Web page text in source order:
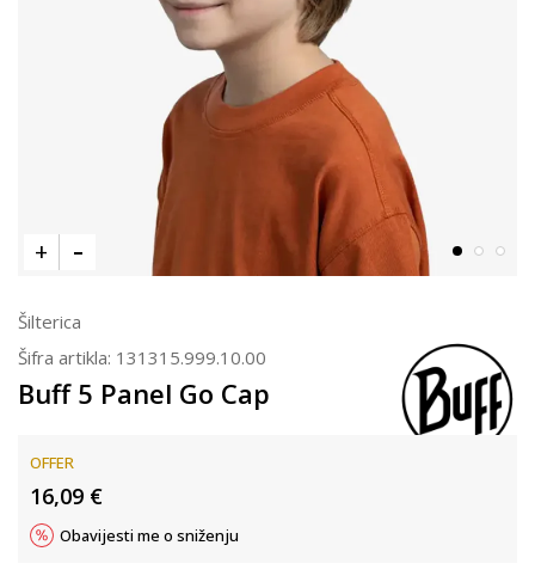
Šilterica
Šifra artikla: 131315.999.10.00
Buff 5 Panel Go Cap
OFFER
16,09 €
Obavijesti me o sniženju